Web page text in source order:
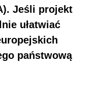
Jeśli projekt
ułatwiać
państwową